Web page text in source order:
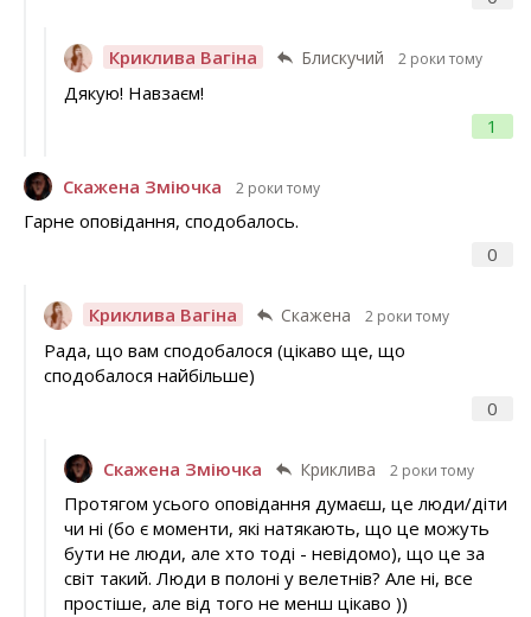
Криклива Вагіна Блискучий 2 роки тому
1
Дякую! Навзаєм!
Скажена Зміючка 2 роки тому
0
Гарне оповідання, сподобалось.
Криклива Вагіна Скажена 2 роки тому
0
Рада, що вам сподобалося (цікаво ще, що
сподобалося найбільше)
Скажена Зміючка Криклива 2 роки тому
Протягом усього оповідання думаєш, це люди/діти
чи ні (бо є моменти, які натякають, що це можуть
бути не люди, але хто тоді - невідомо), що це за
світ такий. Люди в полоні у велетнів? Але ні, все
простіше, але від того не менш цікаво ))